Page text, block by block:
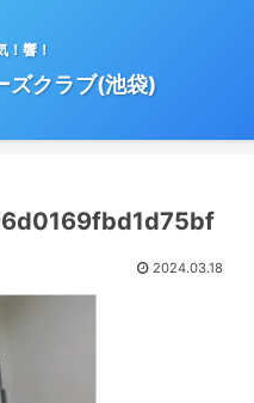
！響！
ズクラブ(池袋)
2024.03.18